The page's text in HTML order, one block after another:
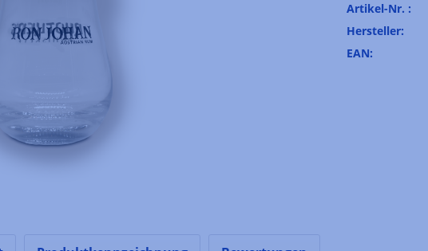
Artikel-Nr. :
Hersteller:
EAN: